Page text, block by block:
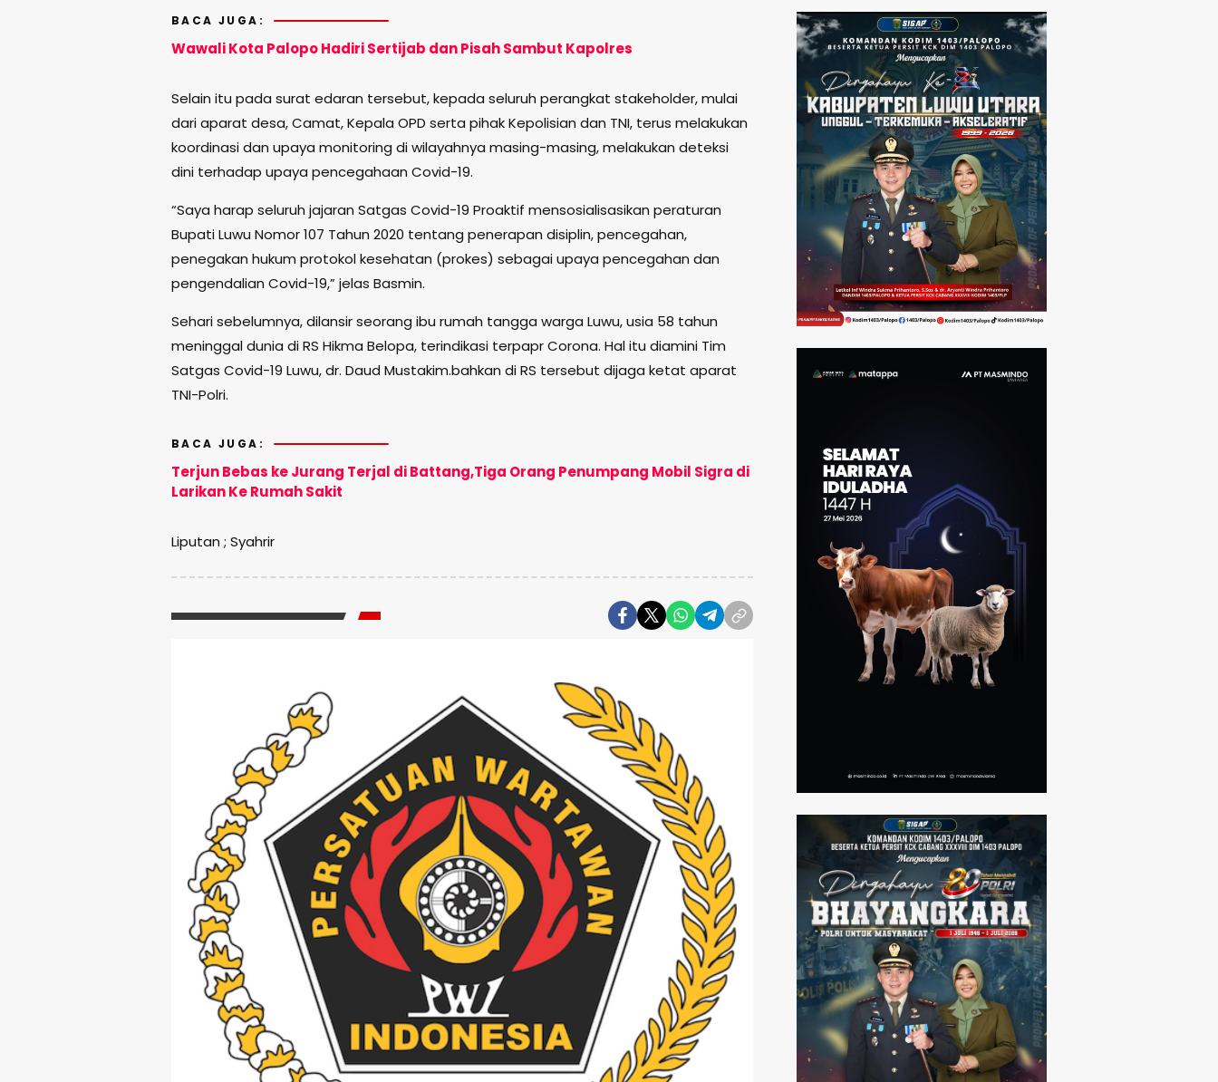
BACA JUGA:
Wawali Kota Palopo Hadiri Sertijab dan Pisah Sambut Kapolres
Selain itu pada surat edaran tersebut, kepada seluruh perangkat stakeholder, mulai
dari aparat desa, Camat, Kepala OPD serta pihak Kepolisian dan TNI, terus melakukan
koordinasi dan upaya monitoring di wilayahnya masing-masing, melakukan deteksi
dini terhadap upaya pencegahaan Covid-19.
“Saya harap seluruh jajaran Satgas Covid-19 Proaktif mensosialisasikan peraturan
Bupati Luwu Nomor 107 Tahun 2020 tentang penerapan disiplin, pencegahan,
penegakan hukum protokol kesehatan (prokes) sebagai upaya pencegahan dan
pengendalian Covid-19,” jelas Basmin.
Sehari sebelumnya, dilansir seorang ibu rumah tangga warga Luwu, usia 58 tahun
meninggal dunia di RS Hikma Belopa, terindikasi terpapr Corona. Hal itu diamini Tim
Satgas Covid-19 Luwu, dr. Daud Mustakim.bahkan di RS tersebut dijaga ketat aparat
TNI-Polri.
BACA JUGA:
Terjun Bebas ke Jurang Terjal di Battang,Tiga Orang Penumpang Mobil Sigra di
Larikan Ke Rumah Sakit
Liputan ; Syahrir